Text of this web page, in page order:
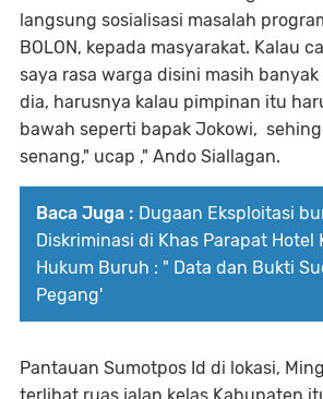
langsung sosialisasi masalah
BOLON, kepada masyarakat. Kalau
saya rasa warga disini masih
dia, harusnya kalau pimpinan itu
bawah seperti bapak Jokowi,
senang," ucap ," Ando Siallagan.
Baca Juga : Dugaan Eksploitasi
Diskriminasi di Khas Parapat Hotel
Hukum Buruh : " Data dan Bukti
Pegang'
Pantauan Sumotpos Id di lokasi,